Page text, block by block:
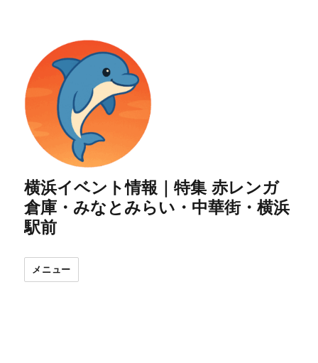
横浜イベント情報｜特集 赤レンガ
倉庫・みなとみらい・中華街・横浜
駅前
メニュー